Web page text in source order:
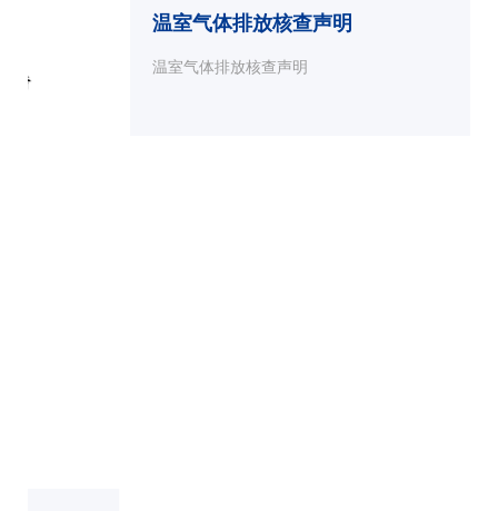
温室气体排放核查声明
温室气体排放核查声明